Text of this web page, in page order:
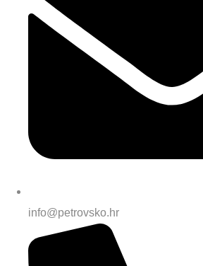
info@petrovsko.hr